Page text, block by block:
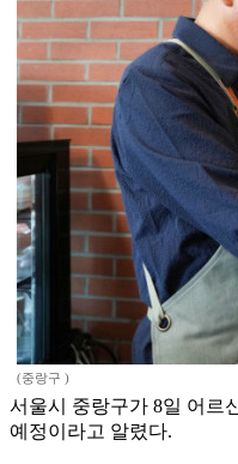
(중랑구 )
서울시 중랑구가 8일 어르
예정이라고 알렸다.